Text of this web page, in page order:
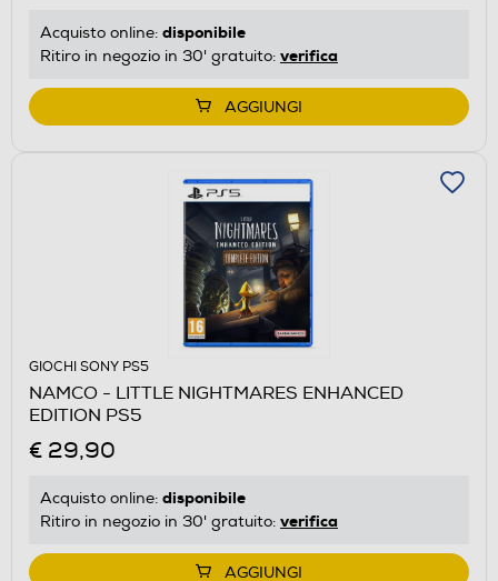
Acquisto online: disponibile
Ritiro in negozio in 30' gratuito: verifica
AGGIUNGI
GIOCHI SONY PS5
NAMCO - LITTLE NIGHTMARES ENHANCED
EDITION PS5
€ 29,90
Acquisto online: disponibile
Ritiro in negozio in 30' gratuito: verifica
AGGIUNGI